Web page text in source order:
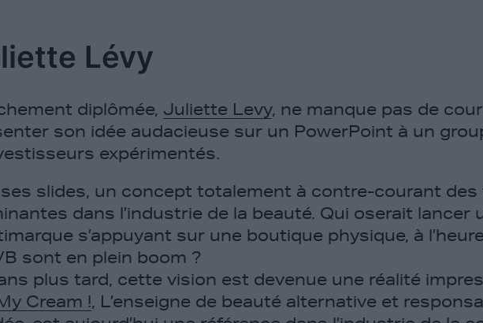
Lévy
diplômée, Juliette Levy, ne manque pas de
son idée audacieuse sur un PowerPoint à un
expérimentés.
slides, un concept totalement à contre-courant des
dans l’industrie de la beauté. Qui oserait lancer
s’appuyant sur une boutique physique, à
sont en plein boom ?
plus tard, cette vision est devenue une réalité
Cream ! , L’enseigne de beauté alternative et